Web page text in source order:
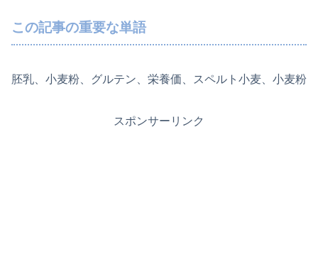
この記事の重要な単語
胚乳、小麦粉、グルテン、栄養価、スペルト小麦、小麦粉
スポンサーリンク